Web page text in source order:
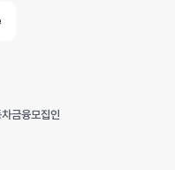
금융모집인